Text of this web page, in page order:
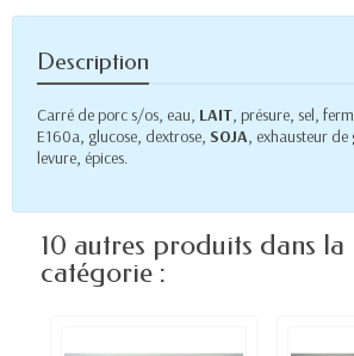
Description
Carré de porc s/os, eau, LAIT, présure, sel,
E160a, glucose, dextrose, SOJA, exhausteur
levure, épices.
10 autres produits dans la
catégorie :